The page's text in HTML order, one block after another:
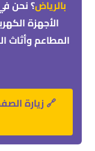
بالرياض؟ نحن
الأجهزة
المطاعم وأثاث
🔗 زيارة